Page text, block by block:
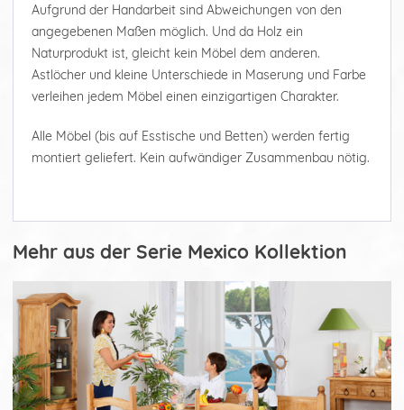
Aufgrund der Handarbeit sind Abweichungen von den
angegebenen Maßen möglich. Und da Holz ein
Naturprodukt ist, gleicht kein Möbel dem anderen.
Astlöcher und kleine Unterschiede in Maserung und Farbe
verleihen jedem Möbel einen einzigartigen Charakter.
Alle Möbel (bis auf Esstische und Betten) werden fertig
montiert geliefert. Kein aufwändiger Zusammenbau nötig.
Mehr aus der Serie Mexico Kollektion